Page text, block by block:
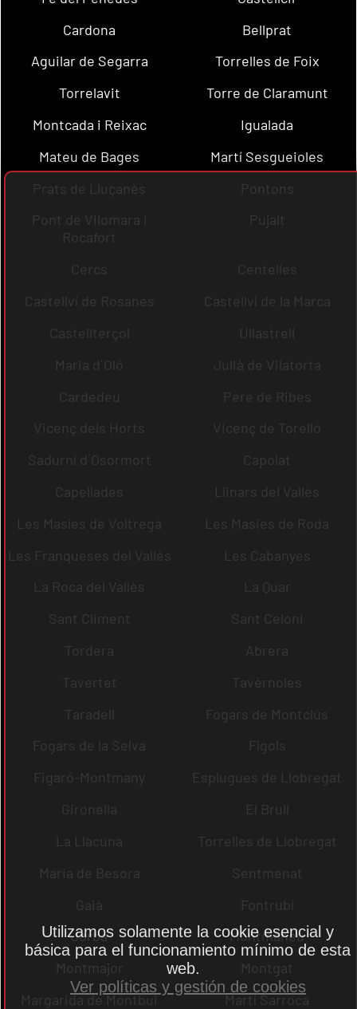
Cardona
Bellprat
Aguilar de Segarra
Torrelles de Foix
Torrelavit
Torre de Claramunt
Montcada i Reixac
Igualada
Mateu de Bages
Martí Sesgueioles
Prats de Lluçanès
Pontons
Pont de Vilomara i
Rocafort
Pujalt
Cercs
Centelles
Castellví de Rosanes
Castellví de la Marca
Castellterçol
Ullastrell
Maria d´Oló
Julià de Vilatorta
Cardedeu
Pere de Ribes
Vicenç dels Horts
Vicenç de Torelló
Sadurní d´Osormort
Capolat
Capellades
Llinars del Vallès
Les Masíes de Voltregà
Les Masies de Roda
Les Franqueses del Vallès
Les Cabanyes
La Roca del Vallès
La Quar
Sant Climent
Sant Celoni
Tordera
Abrera
Tavertet
Tavèrnoles
Taradell
Fogars de Montclús
Fogars de la Selva
Fígols
Figaró-Montmany
Esplugues de Llobregat
Gironella
El Brull
La Llacuna
Torrelles de Llobregat
Maria de Besora
Sentmenat
Gaià
Fontrubí
Jorba
Montmaneu
Montmajor
Montgat
Margarida de Montbui
Martí Sarroca
Utilizamos solamente la cookie esencial y
básica para el funcionamiento mínimo de esta
web.
Ver políticas y gestión de cookies